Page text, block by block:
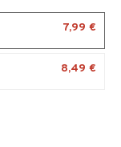
7,99 €
8,49 €